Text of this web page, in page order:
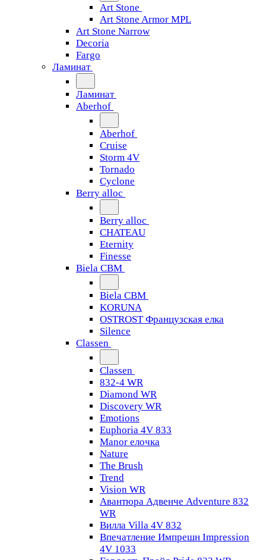
Art Stone
Art Stone Armor MPL
Art Stone Narrow
Decoria
Fargo
Ламинат
Ламинат
Aberhof
Aberhof
Cruise
Storm 4V
Tornado
Сyclone
Berry alloc
Berry alloc
CHATEAU
Eternity
Finesse
Biela CBM
Biela CBM
KORUNA
OSTROST Французская елка
Silence
Classen
Classen
832-4 WR
Diamond WR
Discovery WR
Emotions
Euphoria 4V 833
Manor елочка
Nature
The Brush
Trend
Vision WR
Авантюра Адвенче Adventure 832
WR
Вилла Villa 4V 832
Впечатление Импрешн Impression
4V 1033